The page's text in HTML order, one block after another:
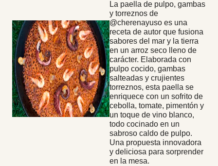
La paella de pulpo, gambas
y torreznos de
@cherenayuso es una
receta de autor que fusiona
sabores del mar y la tierra
en un arroz seco lleno de
carácter. Elaborada con
pulpo cocido, gambas
salteadas y crujientes
torreznos, esta paella se
enriquece con un sofrito de
cebolla, tomate, pimentón y
un toque de vino blanco,
todo cocinado en un
sabroso caldo de pulpo.
Una propuesta innovadora
y deliciosa para sorprender
en la mesa.